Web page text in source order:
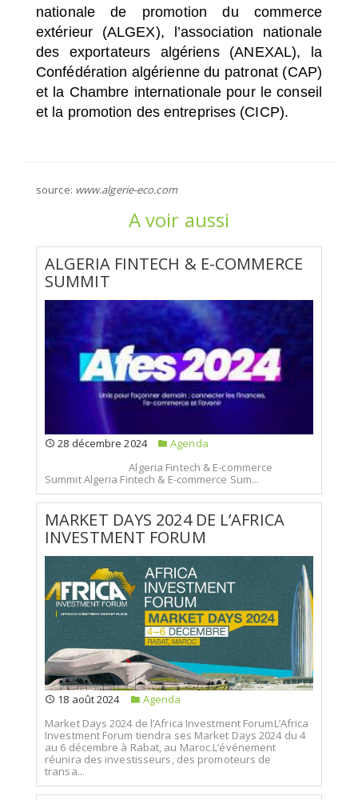
nationale de promotion du commerce
extérieur (ALGEX), l’association nationale
des exportateurs algériens (ANEXAL), la
Confédération algérienne du patronat (CAP)
et la Chambre internationale pour le conseil
et la promotion des entreprises (CICP).
source: www.algerie-eco.com
A voir aussi
ALGERIA FINTECH & E-COMMERCE
SUMMIT
28 décembre 2024
Agenda
Algeria Fintech & E-commerce
Summit Algeria Fintech & E-commerce Sum...
MARKET DAYS 2024 DE L’AFRICA
INVESTMENT FORUM
18 août 2024
Agenda
Market Days 2024 de l’Africa Investment ForumL’Africa
Investment Forum tiendra ses Market Days 2024 du 4
au 6 décembre à Rabat, au Maroc.L’événement
réunira des investisseurs, des promoteurs de
transa...